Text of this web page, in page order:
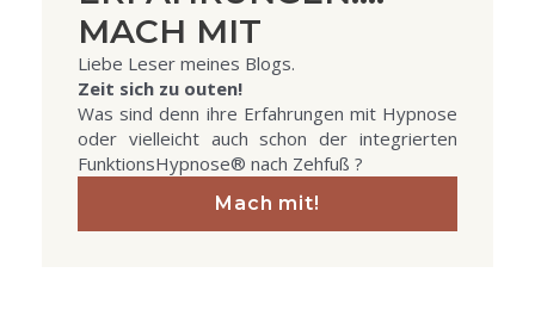
MACH MIT
Liebe Leser meines Blogs.
Zeit sich zu outen!
Was sind denn ihre Erfahrungen mit Hypnose
oder vielleicht auch schon der integrierten
FunktionsHypnose® nach Zehfuß ?
Mach mit!